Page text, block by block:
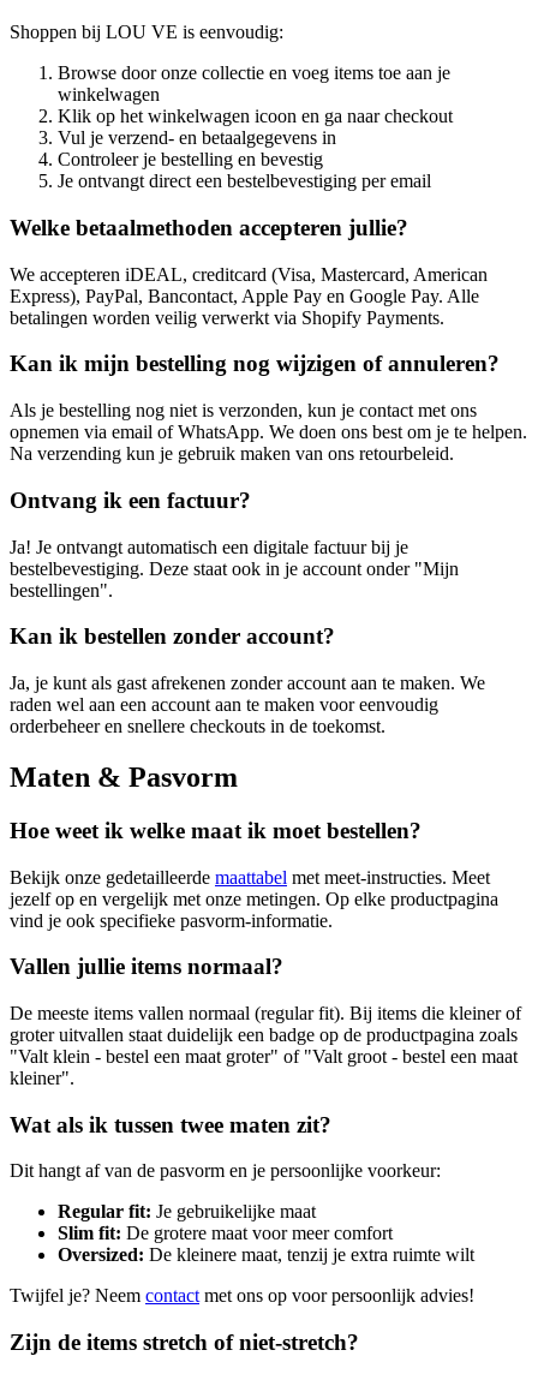
Shoppen bij LOU VE is eenvoudig:
Browse door onze collectie en voeg items toe aan je
winkelwagen
Klik op het winkelwagen icoon en ga naar checkout
Vul je verzend- en betaalgegevens in
Controleer je bestelling en bevestig
Je ontvangt direct een bestelbevestiging per email
Welke betaalmethoden accepteren jullie?
We accepteren iDEAL, creditcard (Visa, Mastercard, American
Express), PayPal, Bancontact, Apple Pay en Google Pay. Alle
betalingen worden veilig verwerkt via Shopify Payments.
Kan ik mijn bestelling nog wijzigen of annuleren?
Als je bestelling nog niet is verzonden, kun je contact met ons
opnemen via email of WhatsApp. We doen ons best om je te helpen.
Na verzending kun je gebruik maken van ons retourbeleid.
Ontvang ik een factuur?
Ja! Je ontvangt automatisch een digitale factuur bij je
bestelbevestiging. Deze staat ook in je account onder "Mijn
bestellingen".
Kan ik bestellen zonder account?
Ja, je kunt als gast afrekenen zonder account aan te maken. We
raden wel aan een account aan te maken voor eenvoudig
orderbeheer en snellere checkouts in de toekomst.
Maten & Pasvorm
Hoe weet ik welke maat ik moet bestellen?
Bekijk onze gedetailleerde maattabel met meet-instructies. Meet
jezelf op en vergelijk met onze metingen. Op elke productpagina
vind je ook specifieke pasvorm-informatie.
Vallen jullie items normaal?
De meeste items vallen normaal (regular fit). Bij items die kleiner of
groter uitvallen staat duidelijk een badge op de productpagina zoals
"Valt klein - bestel een maat groter" of "Valt groot - bestel een maat
kleiner".
Wat als ik tussen twee maten zit?
Dit hangt af van de pasvorm en je persoonlijke voorkeur:
Regular fit: Je gebruikelijke maat
Slim fit: De grotere maat voor meer comfort
Oversized: De kleinere maat, tenzij je extra ruimte wilt
Twijfel je? Neem contact met ons op voor persoonlijk advies!
Zijn de items stretch of niet-stretch?